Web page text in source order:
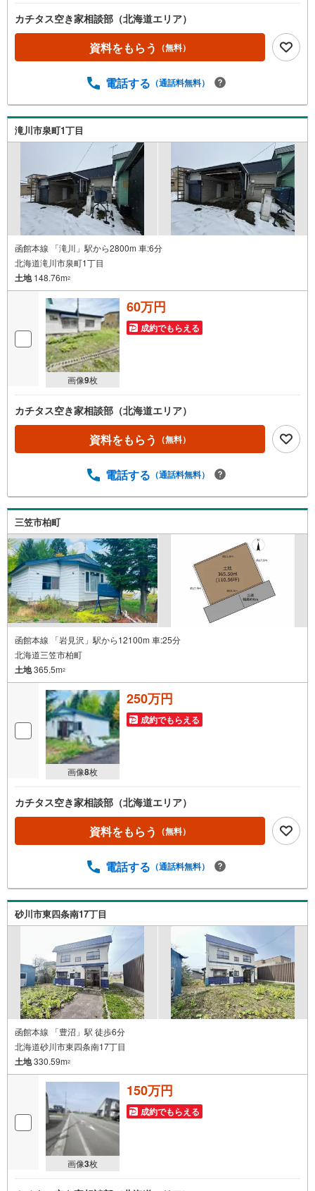
カチタス空き家相談部（北海道エリア）
資料をもらう （無料）
電話する （通話料無料）
滝川市泉町1丁目
函館本線 「滝川」駅から2800m 車:6分
北海道滝川市泉町1丁目
土地148.76m2
画像9枚
60万円
成約でもらえる
カチタス空き家相談部（北海道エリア）
資料をもらう （無料）
電話する （通話料無料）
三笠市柏町
函館本線 「岩見沢」駅から12100m 車:25分
北海道三笠市柏町
土地365.5m2
画像8枚
250万円
成約でもらえる
カチタス空き家相談部（北海道エリア）
資料をもらう （無料）
電話する （通話料無料）
砂川市東四条南17丁目
函館本線 「豊沼」駅 徒歩6分
北海道砂川市東四条南17丁目
土地330.59m2
画像3枚
150万円
成約でもらえる